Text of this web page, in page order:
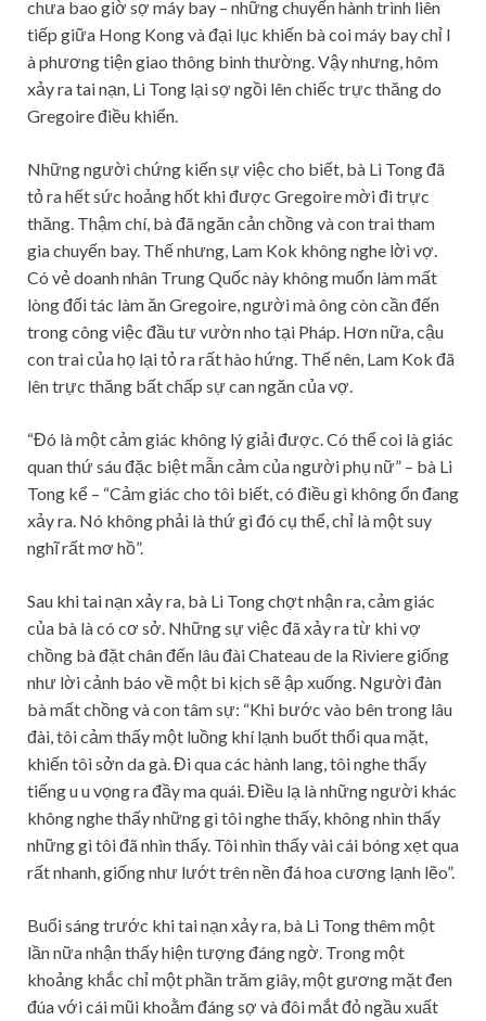
chưa bao giờ sợ máy bay – những chuyến hành trình liên
tiếp giữa Hong Kong và đại lục khiến bà coi máy bay chỉ l
à phương tiện giao thông bình thường. Vậy nhưng, hôm
xảy ra tai nạn, Li Tong lại sợ ngồi lên chiếc trực thăng do
Gregoire điều khiển.
Những người chứng kiến sự việc cho biết, bà Li Tong đã
tỏ ra hết sức hoảng hốt khi được Gregoire mời đi trực
thăng. Thậm chí, bà đã ngăn cản chồng và con trai tham
gia chuyến bay. Thế nhưng, Lam Kok không nghe lời vợ.
Có vẻ doanh nhân Trung Quốc này không muốn làm mất
lòng đối tác làm ăn Gregoire, người mà ông còn cần đến
trong công việc đầu tư vườn nho tại Pháp. Hơn nữa, cậu
con trai của họ lại tỏ ra rất hào hứng. Thế nên, Lam Kok đã
lên trực thăng bất chấp sự can ngăn của vợ.
“Đó là một cảm giác không lý giải được. Có thể coi là giác
quan thứ sáu đặc biệt mẫn cảm của người phụ nữ” – bà Li
Tong kể – “Cảm giác cho tôi biết, có điều gì không ổn đang
xảy ra. Nó không phải là thứ gì đó cụ thể, chỉ là một suy
nghĩ rất mơ hồ”.
Sau khi tai nạn xảy ra, bà Li Tong chợt nhận ra, cảm giác
của bà là có cơ sở. Những sự việc đã xảy ra từ khi vợ
chồng bà đặt chân đến lâu đài Chateau de la Riviere giống
như lời cảnh báo về một bi kịch sẽ ập xuống. Người đàn
bà mất chồng và con tâm sự: “Khi bước vào bên trong lâu
đài, tôi cảm thấy một luồng khí lạnh buốt thổi qua mặt,
khiến tôi sởn da gà. Đi qua các hành lang, tôi nghe thấy
tiếng u u vọng ra đầy ma quái. Điều lạ là những người khác
không nghe thấy những gì tôi nghe thấy, không nhìn thấy
những gì tôi đã nhìn thấy. Tôi nhìn thấy vài cái bóng xẹt qua
rất nhanh, giống như lướt trên nền đá hoa cương lạnh lẽo”.
Buổi sáng trước khi tai nạn xảy ra, bà Li Tong thêm một
lần nữa nhận thấy hiện tượng đáng ngờ. Trong một
khoảng khắc chỉ một phần trăm giây, một gương mặt đen
đúa với cái mũi khoằm đáng sợ và đôi mắt đỏ ngầu xuất